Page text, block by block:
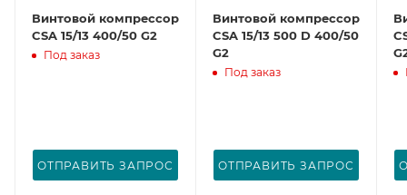
Винтовой компрессор
CSA 15/13 400/50 G2
Под заказ
ОТПРАВИТЬ ЗАПРОС
Винтовой компрессор
CSA 15/13 500 D 400/50
G2
Под заказ
ОТПРАВИТЬ ЗАПРОС